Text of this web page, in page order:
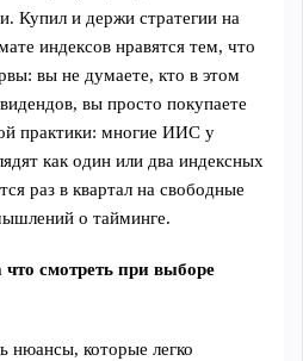
Купил и держи стратегии на
индексов нравятся тем, что
вы не думаете, кто в этом
вы просто покупаете
практики: многие ИИС у
как один или два индексных
раз в квартал на свободные
о тайминге.
смотреть при выборе
нюансы, которые легко